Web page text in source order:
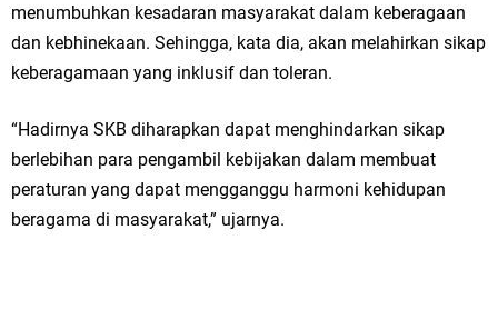
menumbuhkan kesadaran masyarakat dalam keberagaan
dan kebhinekaan. Sehingga, kata dia, akan melahirkan sikap
keberagamaan yang inklusif dan toleran.
“Hadirnya SKB diharapkan dapat menghindarkan sikap
berlebihan para pengambil kebijakan dalam membuat
peraturan yang dapat mengganggu harmoni kehidupan
beragama di masyarakat,” ujarnya.